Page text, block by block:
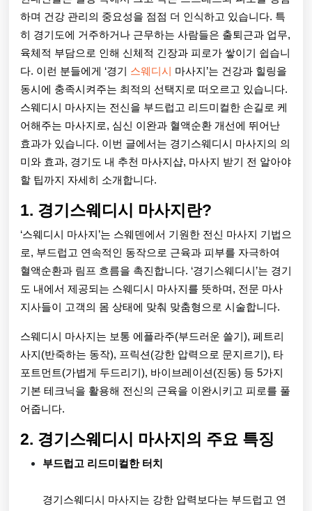
시
가
이
드,
마
캉
스
할
인
정
보
하며 건강 관리의 중요성을 점점 더 인식하고 있습니다. 특
히 경기도에 거주하거나 근무하는 사람들은 출퇴근과 업무,
육체적 부담으로 인해 신체적 긴장과 피로가 쌓이기 쉽습니
다. 이런 분들에게 ‘경기 스웨디시 마사지’는 건강과 힐링을
동시에 충족시켜주는 최적의 선택지로 떠오르고 있습니다.
스웨디시 마사지는 전신을 부드럽고 리드미컬한 손길로 케
어해주는 마사지로, 심신 이완과 혈액순환 개선에 뛰어난
효과가 있습니다. 이번 글에서는 경기스웨디시 마사지의 의
미와 효과, 경기도 내 추천 마사지샵, 마사지 받기 전 알아야
할 팁까지 자세히 소개합니다.
1. 경기스웨디시 마사지란?
‘스웨디시 마사지’는 스웨덴에서 기원한 전신 마사지 기법으
로, 부드럽고 연속적인 동작으로 근육과 피부를 자극하여
혈액순환과 림프 흐름을 촉진합니다. ‘경기스웨디시’는 경기
도 내에서 제공되는 스웨디시 마사지를 뜻하며, 전문 마사
지사들이 고객의 몸 상태에 맞춰 맞춤형으로 시술합니다.
스웨디시 마사지는 보통 에플라주(부드러운 쓸기), 페트리
사지(반죽하는 동작), 프릭션(강한 압력으로 문지르기), 타
포트먼트(가볍게 두드리기), 바이브레이션(진동) 등 5가지
기본 테크닉을 활용해 전신의 근육을 이완시키고 피로를 풀
어줍니다.
2. 경기스웨디시 마사지의 주요 특징
부드럽고 리드미컬한 터치
경기스웨디시 마사지는 강한 압력보다는 부드럽고 연